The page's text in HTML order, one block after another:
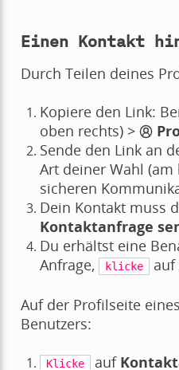
Einen Kontakt
Durch Teilen deines
Kopiere den Link:
oben rechts) >
Sende den Link an
Art deiner Wahl
sicheren
Dein Kontakt muss
Kontaktanfrage
Du erhältst eine
Anfrage,
klicke auf
Auf der Profilseite
Benutzers:
Klicke auf